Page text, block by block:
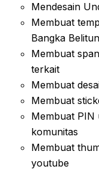
Mendesain
Membuat
Bangka
Membuat
terkait
Membuat
Membuat
Membuat PIN
komunitas
Membuat
youtube